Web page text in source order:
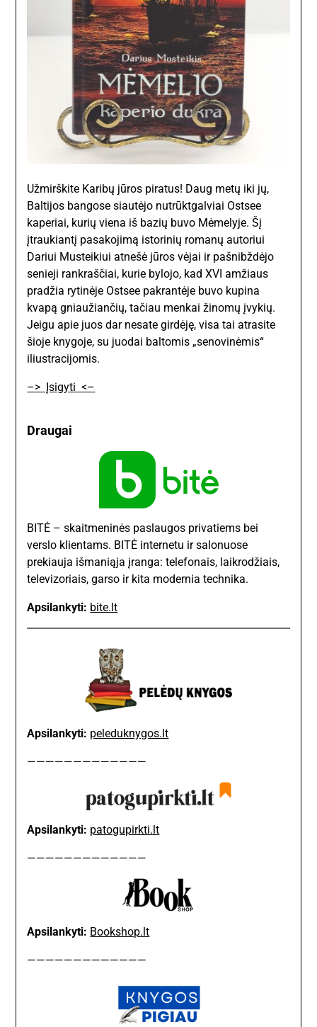
Užmirškite Karibų jūros piratus! Daug metų iki jų,
Baltijos bangose siautėjo nutrūktgalviai Ostsee
kaperiai, kurių viena iš bazių buvo Mėmelyje. Šį
įtraukiantį pasakojimą istorinių romanų autoriui
Dariui Musteikiui atnešė jūros vėjai ir pašnibždėjo
senieji rankraščiai, kurie bylojo, kad XVI amžiaus
pradžia rytinėje Ostsee pakrantėje buvo kupina
kvapą gniaužiančių, tačiau menkai žinomų įvykių.
Jeigu apie juos dar nesate girdėję, visa tai atrasite
šioje knygoje, su juodai baltomis „senovinėmis“
iliustracijomis.
–> Įsigyti <–
Draugai
BITĖ – skaitmeninės paslaugos privatiems bei
verslo klientams. BITĖ internetu ir salonuose
prekiauja išmaniąja įranga: telefonais, laikrodžiais,
televizoriais, garso ir kita modernia technika.
Apsilankyti: bite.lt
Apsilankyti: peleduknygos.lt
—————————————
Apsilankyti: patogupirkti.lt
—————————————
Apsilankyti: Bookshop.lt
—————————————